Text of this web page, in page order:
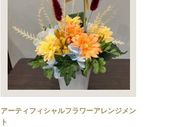
アーティフィシャルフラワーアレンジメン
ト